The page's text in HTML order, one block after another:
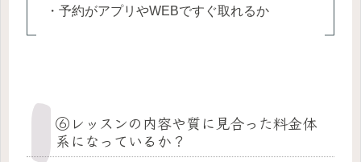
・予約がアプリやWEBですぐ取れるか
⑥レッスンの内容や質に見合った料金体
系になっているか？